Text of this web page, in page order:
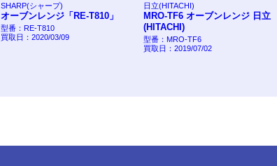
SHARP(シャープ)
オーブンレンジ「RE-T810」
型番：RE-T810
買取日：2020/03/09
日立(HITACHI)
MRO-TF6 オーブンレンジ 日立
(HITACHI)
型番：MRO-TF6
買取日：2019/07/02